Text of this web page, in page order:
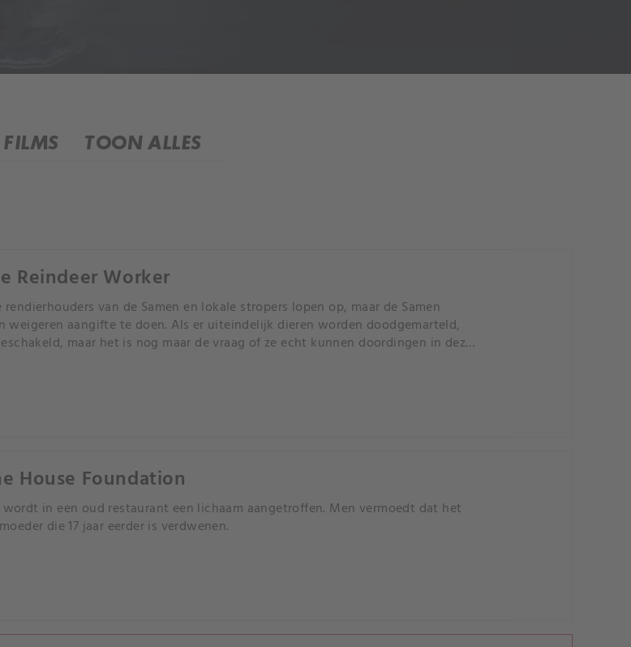
FILMS TOON ALLES
Reindeer Worker
van de Samen en lokale stropers lopen op, maar de Samen
aangifte te doen. Als er uiteindelijk dieren worden doodgemarteld,
maar het is nog maar de vraag of ze echt kunnen doordingen in deze
House Foundation
in een oud restaurant een lichaam aangetroffen. Men vermoedt dat het
die 17 jaar eerder is verdwenen.